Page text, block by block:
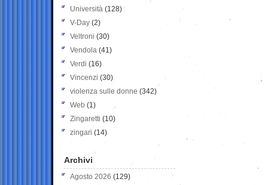
Università (128)
V-Day (2)
Veltroni (30)
Vendola (41)
Verdi (16)
Vincenzi (30)
violenza sulle donne (342)
Web (1)
Zingaretti (10)
zingari (14)
Archivi
Agosto 2026 (129)